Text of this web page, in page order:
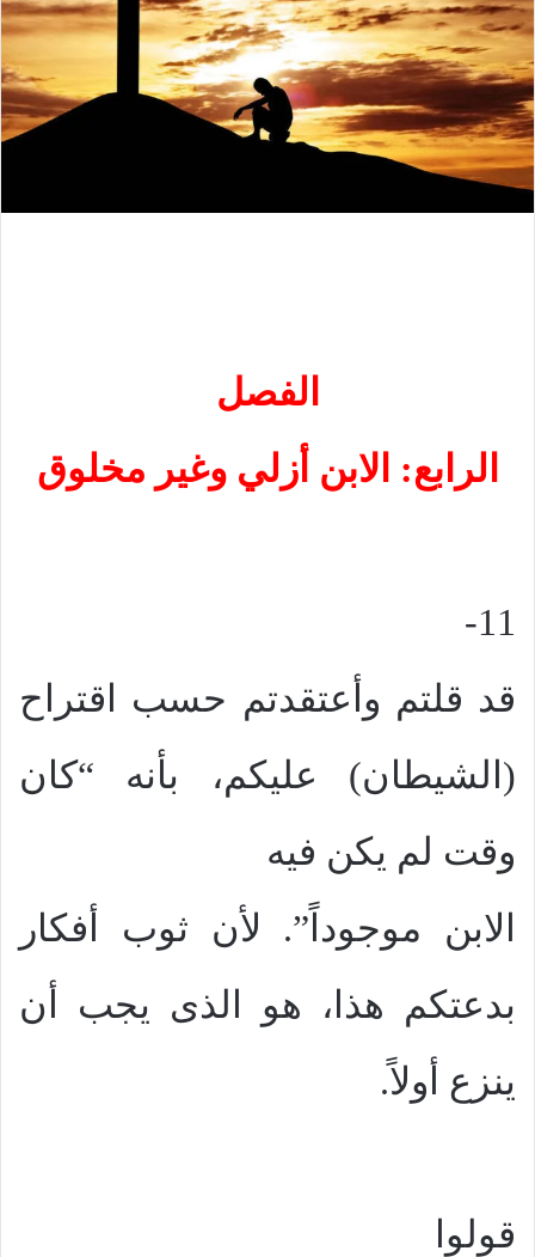
الفصل
الرابع: الابن أزلي وغير مخلوق
11-
قد قلتم وأعتقدتم حسب اقتراح
(الشيطان) عليكم، بأنه “كان
وقت لم يكن فيه
الابن موجوداً”. لأن ثوب أفكار
بدعتكم هذا، هو الذى يجب أن
ينزع أولاً.
قولوا